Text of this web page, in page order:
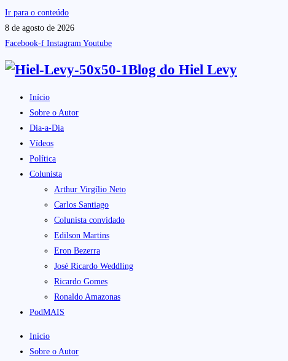
Ir para o conteúdo
8 de agosto de 2026
Facebook-f Instagram Youtube
Blog do Hiel Levy
Início
Sobre o Autor
Dia-a-Dia
Vídeos
Política
Colunista
Arthur Virgílio Neto
Carlos Santiago
Colunista convidado
Edilson Martins
Eron Bezerra
José Ricardo Weddling
Ricardo Gomes
Ronaldo Amazonas
PodMAIS
Início
Sobre o Autor